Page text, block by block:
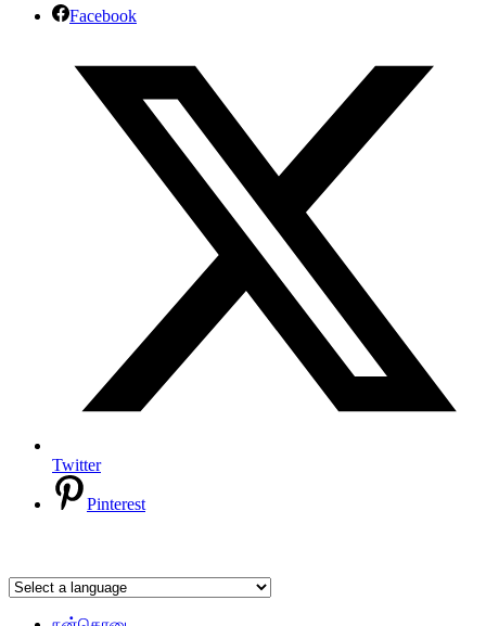
Facebook
Twitter
Pinterest